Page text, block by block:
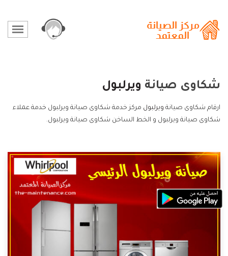
شكاوى صيانة ويرلبول
ارقام شكاوى صيانة ويرلبول مركز خدمة شكاوى صيانة ويرلبول خدمة عملاء
شكاوى صيانة ويرلبول و الخط الساخن شكاوى صيانة ويرلبول.